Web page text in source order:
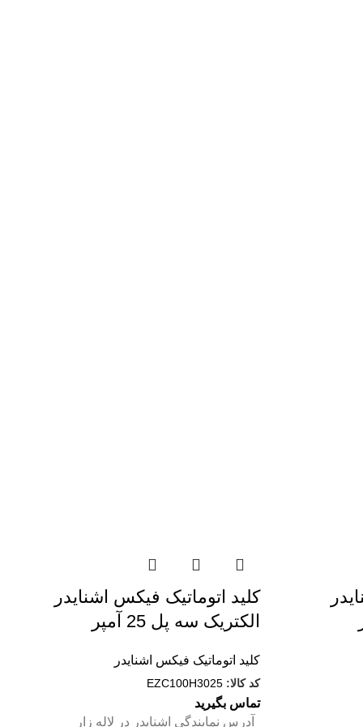
کليد اتوماتيک فیکس اشنایدر
الکتریک سه پل 25 آمپر
کلید اتوماتیک فیکس اشنایدر
کد کالا: EZC100H3025
تماس بگیرید
آدرس نمایندگی اشنایدر در لاله زار